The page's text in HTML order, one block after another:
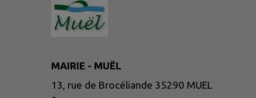
MAIRIE - MUËL
13, rue de Brocéliande 35290 MUEL